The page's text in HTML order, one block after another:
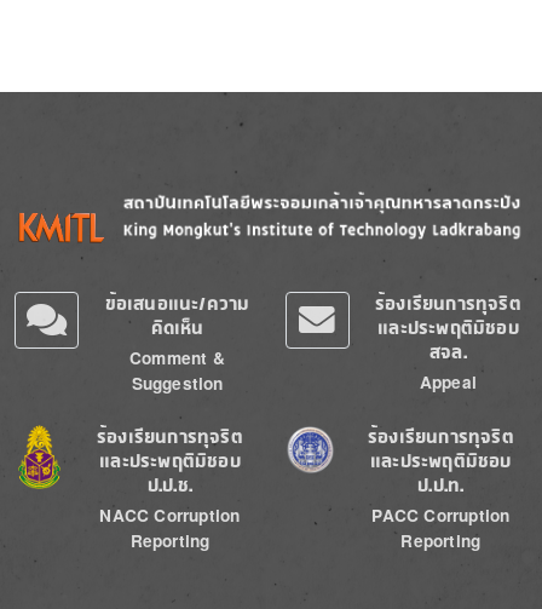
Image
ข้อเสนอแนะ/ความ
คิดเห็น
Comment &
Suggestion
ร้องเรียนการทุจริต
และประพฤติมิชอบ
สจล.
Appeal
Image
ร้องเรียนการทุจริต
และประพฤติมิชอบ
ป.ป.ช.
NACC Corruption
Reporting
Image
ร้องเรียนการทุจริต
และประพฤติมิชอบ
ป.ป.ท.
PACC Corruption
Reporting